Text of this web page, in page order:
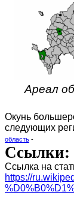
Ареал
Окунь
следующих
область -
Ссылки:
Ссылка на
https://